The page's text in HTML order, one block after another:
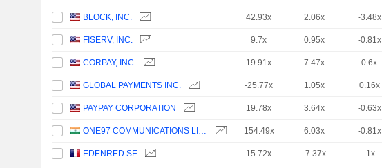
BLOCK, INC. 42.93x 2.06x -3.48x
FISERV, INC. 9.7x 0.95x -0.81x
CORPAY, INC. 19.91x 7.47x 0.6x
GLOBAL PAYMENTS INC. -25.77x 1.05x 0.16x
PAYPAY CORPORATION 19.78x 3.64x -0.63x
ONE97 COMMUNICATIONS LIMITED 154.49x 6.03x -0.81x
EDENRED SE 15.72x -7.37x -1x